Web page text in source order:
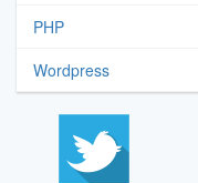
PHP
Wordpress